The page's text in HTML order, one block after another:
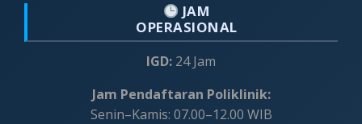
JAM
OPERASIONAL
IGD: 24 Jam
Jam Pendaftaran Poliklinik:
Senin–Kamis: 07.00–12.00 WIB